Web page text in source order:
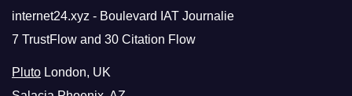
internet24.xyz - Boulevard IAT Journalie
7 TrustFlow and 30 Citation Flow
Pluto London, UK